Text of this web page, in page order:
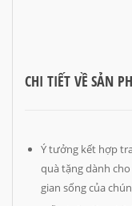
CHI TIẾT VỀ SẢN
Ý tưởng kết hợp
quà tặng dành
gian sống của